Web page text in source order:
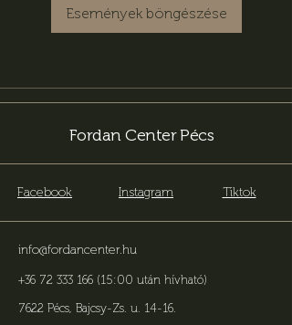
Események böngészése
Fordan Center Pécs
Facebook Instagram Tiktok
info@fordancenter.hu
+36 72 333 166 (15:00 után hívható)
7622 Pécs, Bajcsy-Zs. u. 14-16.